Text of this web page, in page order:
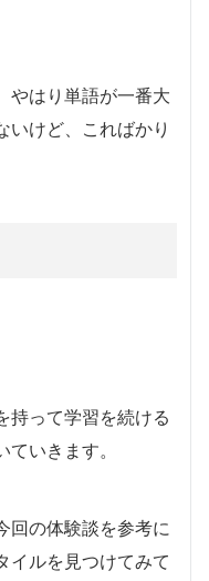
やはり単語が一番大
いけど、こればかり
持って学習を続ける
いきます。
回の体験談を参考に
イルを見つけてみて